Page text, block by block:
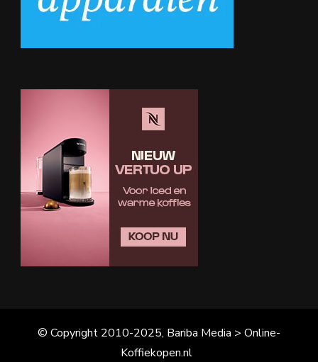
© Copyright 2010-2025, Bariba Media > Online-
Koffiekopen.nl